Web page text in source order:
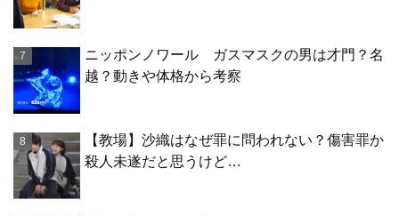
ニッポンノワール ガスマスクの男は才門？名
越？動きや体格から考察
【教場】沙織はなぜ罪に問われない？傷害罪か
殺人未遂だと思うけど…